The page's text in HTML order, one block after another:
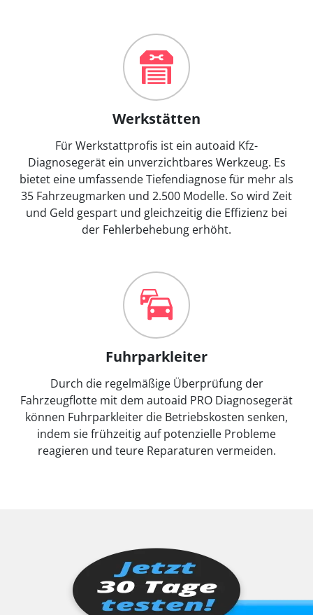
Werkstätten
Für Werkstattprofis ist ein autoaid Kfz-
Diagnosegerät ein unverzichtbares Werkzeug. Es
bietet eine umfassende Tiefendiagnose für mehr als
35 Fahrzeugmarken und 2.500 Modelle. So wird Zeit
und Geld gespart und gleichzeitig die Effizienz bei
der Fehlerbehebung erhöht.
Fuhrparkleiter
Durch die regelmäßige Überprüfung der
Fahrzeugflotte mit dem autoaid PRO Diagnosegerät
können Fuhrparkleiter die Betriebskosten senken,
indem sie frühzeitig auf potenzielle Probleme
reagieren und teure Reparaturen vermeiden.